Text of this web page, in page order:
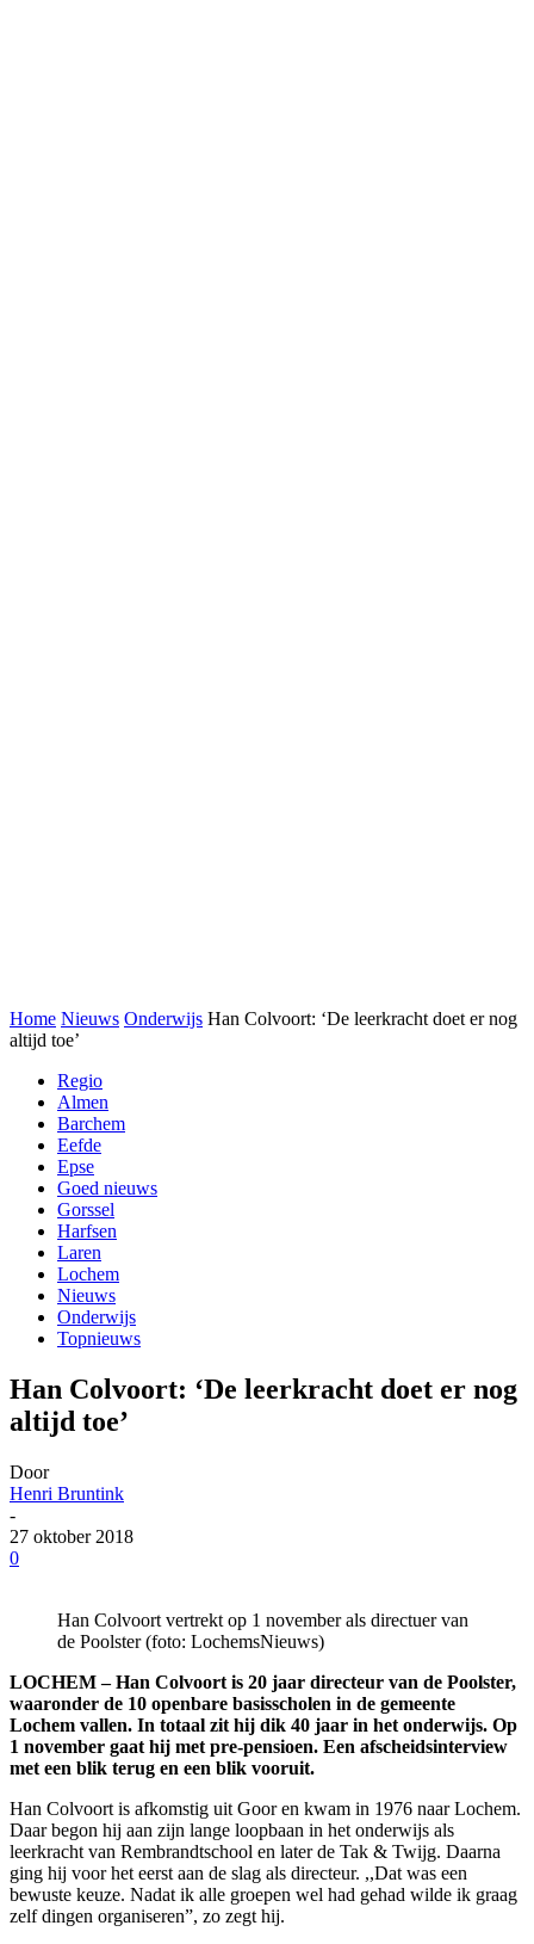
Home Nieuws Onderwijs Han Colvoort: ‘De leerkracht doet er nog
altijd toe’
Regio
Almen
Barchem
Eefde
Epse
Goed nieuws
Gorssel
Harfsen
Laren
Lochem
Nieuws
Onderwijs
Topnieuws
Han Colvoort: ‘De leerkracht doet er nog
altijd toe’
Door
Henri Bruntink
-
27 oktober 2018
0
Han Colvoort vertrekt op 1 november als directuer van
de Poolster (foto: LochemsNieuws)
LOCHEM – Han Colvoort is 20 jaar directeur van de Poolster,
waaronder de 10 openbare basisscholen in de gemeente
Lochem vallen. In totaal zit hij dik 40 jaar in het onderwijs. Op
1 november gaat hij met pre-pensioen. Een afscheidsinterview
met een blik terug en een blik vooruit.
Han Colvoort is afkomstig uit Goor en kwam in 1976 naar Lochem.
Daar begon hij aan zijn lange loopbaan in het onderwijs als
leerkracht van Rembrandtschool en later de Tak & Twijg. Daarna
ging hij voor het eerst aan de slag als directeur. ,,Dat was een
bewuste keuze. Nadat ik alle groepen wel had gehad wilde ik graag
zelf dingen organiseren”, zo zegt hij.